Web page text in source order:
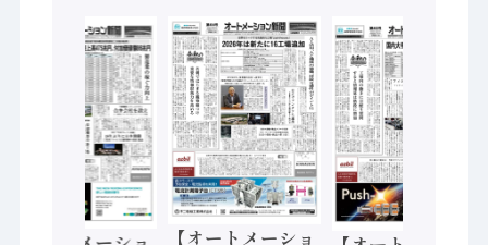
【オートメーショ